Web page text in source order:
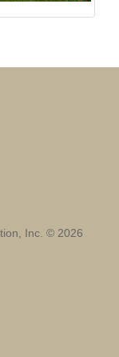
Inc. © 2026